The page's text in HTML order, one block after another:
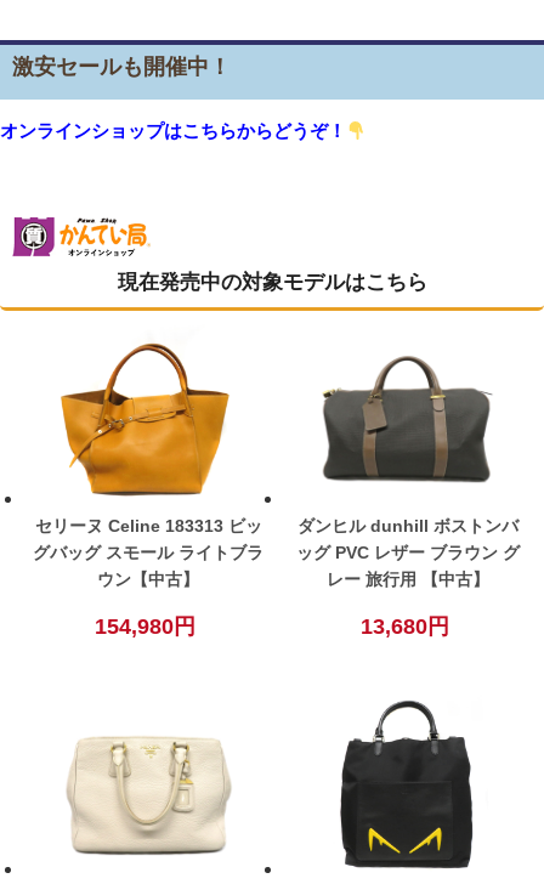
激安セールも開催中！
オンラインショップはこちらからどうぞ！
現在発売中の対象モデルはこちら
セリーヌ Celine 183313 ビッ
グバッグ スモール ライトブラ
ウン【中古】
154,980円
ダンヒル dunhill ボストンバ
ッグ PVC レザー ブラウン グ
レー 旅行用 【中古】
13,680円